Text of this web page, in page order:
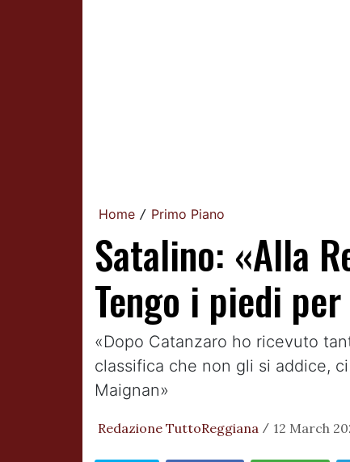
Home / Primo Piano
Satalino: «Alla
Tengo i piedi
«Dopo Catanzaro ho ricevuto
classifica che non gli si addice,
Maignan»
Redazione TuttoReggiana / 12 March